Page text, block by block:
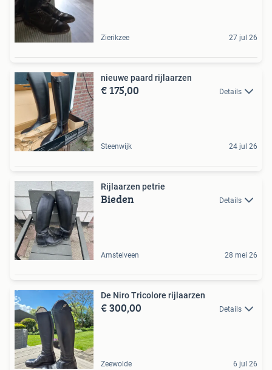
Zierikzee 27 jul 26
nieuwe paard rijlaarzen
€ 175,00 Details
Steenwijk 24 jul 26
Rijlaarzen petrie
Bieden Details
Amstelveen 28 mei 26
De Niro Tricolore rijlaarzen
€ 300,00 Details
Zeewolde 6 jul 26